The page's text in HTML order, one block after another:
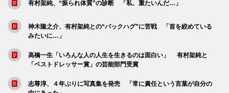
有村架純、“振られ体質”の診断 「私、重たいんだ…」
神木隆之介、有村架純との“バックハグ”に苦戦 「首を絞めている
みたいに…」
高橋一生「いろんな人の人生を生きるのは面白い」 有村架純と
「ベストドレッサー賞」の芸能部門受賞
志尊淳、４年ぶりに写真集を発売 「常に責任という言葉が自分の